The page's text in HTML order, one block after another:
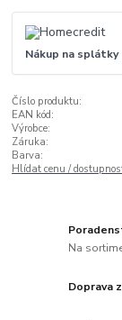
Nákup na splátky
Číslo produktu:
EAN kód:
Výrobce:
Záruka:
Barva:
Hlídat cenu /
Na
Doprava